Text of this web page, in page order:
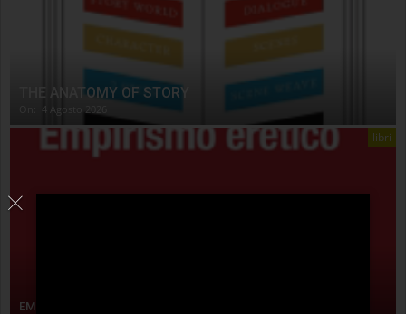
THE ANATOMY OF STORY
4 Agosto 2026
libri
EMPIRISMO ERETICO